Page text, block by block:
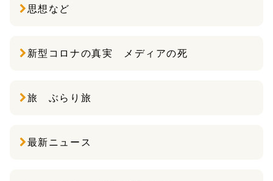
思想など
新型コロナの真実 メディアの死
旅 ぶらり旅
最新ニュース